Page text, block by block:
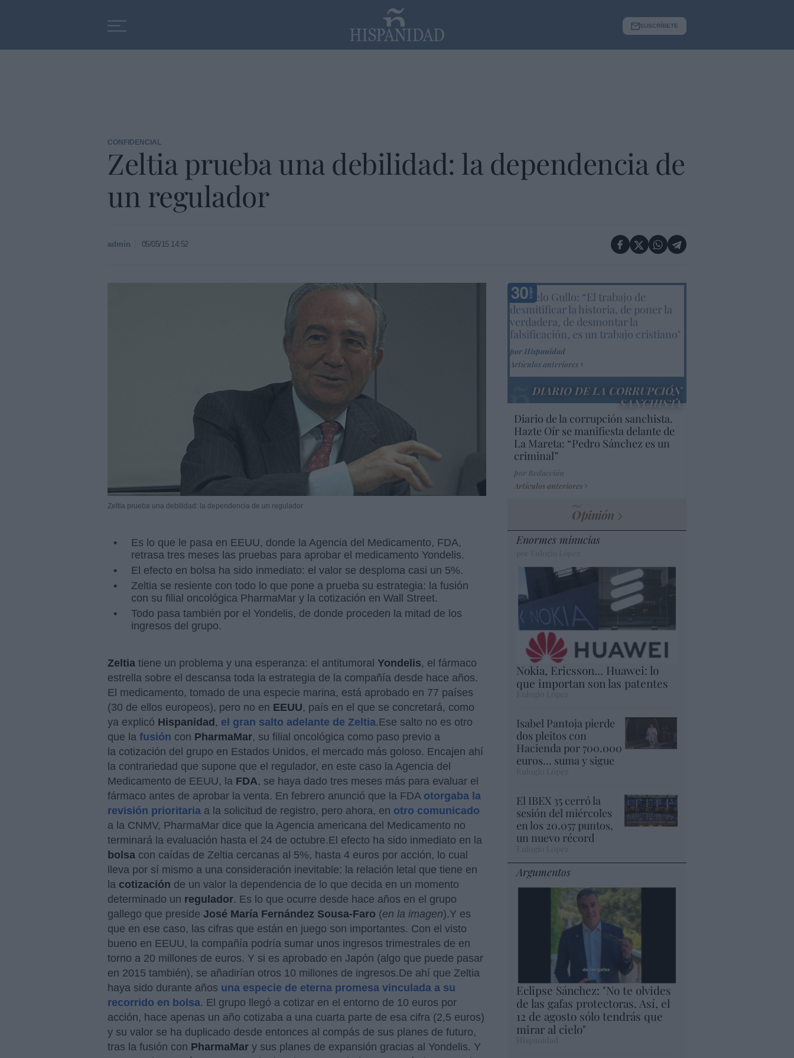
SUSCRÍBETE
CONFIDENCIAL
Zeltia prueba una debilidad: la dependencia de
un regulador
admin 05/05/15 14:52
Zeltia prueba una debilidad: la dependencia de un regulador
Es lo que le pasa en EEUU, donde la Agencia del Medicamento, FDA,
retrasa tres meses las pruebas para aprobar el medicamento Yondelis.
El efecto en bolsa ha sido inmediato: el valor se desploma casi un 5%.
Zeltia se resiente con todo lo que pone a prueba su estrategia: la fusión
con su filial oncológica PharmaMar y la cotización en Wall Street.
Todo pasa también por el Yondelis, de donde proceden la mitad de los
ingresos del grupo.
Zeltia tiene un problema y una esperanza: el antitumoral Yondelis, el fármaco
estrella sobre el descansa toda la estrategia de la compañía desde hace años.
El medicamento, tomado de una especie marina, está aprobado en 77 países
(30 de ellos europeos), pero no en EEUU, país en el que se concretará, como
ya explicó Hispanidad , el gran salto adelante de Zeltia.Ese salto no es otro
que la fusión con PharmaMar, su filial oncológica como paso previo a
la cotización del grupo en Estados Unidos, el mercado más goloso. Encajen ahí
la contrariedad que supone que el regulador, en este caso la Agencia del
Medicamento de EEUU, la FDA, se haya dado tres meses más para evaluar el
fármaco antes de aprobar la venta. En febrero anunció que la FDA otorgaba la
revisión prioritaria a la solicitud de registro, pero ahora, en otro comunicado
a la CNMV, PharmaMar dice que la Agencia americana del Medicamento no
terminará la evaluación hasta el 24 de octubre.El efecto ha sido inmediato en la
bolsa con caídas de Zeltia cercanas al 5%, hasta 4 euros por acción, lo cual
lleva por sí mismo a una consideración inevitable: la relación letal que tiene en
la cotización de un valor la dependencia de lo que decida en un momento
determinado un regulador. Es lo que ocurre desde hace años en el grupo
gallego que preside José María Fernández Sousa-Faro (en la imagen).Y es
que en ese caso, las cifras que están en juego son importantes. Con el visto
bueno en EEUU, la compañía podría sumar unos ingresos trimestrales de en
torno a 20 millones de euros. Y si es aprobado en Japón (algo que puede pasar
en 2015 también), se añadirían otros 10 millones de ingresos.De ahí que Zeltia
haya sido durante años una especie de eterna promesa vinculada a su
recorrido en bolsa. El grupo llegó a cotizar en el entorno de 10 euros por
acción, hace apenas un año cotizaba a una cuarta parte de esa cifra (2,5 euros)
y su valor se ha duplicado desde entonces al compás de sus planes de futuro,
tras la fusión con PharmaMar y sus planes de expansión gracias al Yondelis. Y
Marcelo Gullo: “El trabajo de
desmitificar la historia, de poner la
verdadera, de desmontar la
falsificación, es un trabajo cristiano"
por Hispanidad
Artículos anteriores
DIARIO DE LA CORRUPCIÓN
SANCHISTA
Diario de la corrupción sanchista.
Hazte Oír se manifiesta delante de
La Mareta: “Pedro Sánchez es un
criminal”
Artículos anteriores
Opinión
Enormes minucias
Nokia, Ericsson... Huawei: lo
que importan son las patentes
Eulogio López
Isabel Pantoja pierde
dos pleitos con
Hacienda por 700.000
euros... suma y sigue
El IBEX 35 cerró la
sesión del miércoles
en los 20.057 puntos,
un nuevo récord
Argumentos
Eclipse Sánchez: "No te olvides
de las gafas protectoras. Así, el
12 de agosto sólo tendrás que
mirar al cielo"